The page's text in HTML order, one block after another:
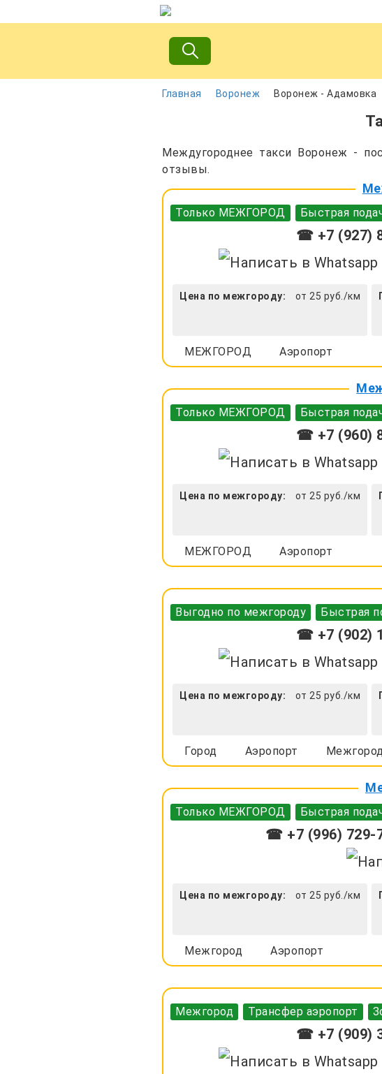
Главная Воронеж Воронеж - Адамовка
Междугороднее такси Воронеж -
отзывы.
Только МЕЖГОРОД Быстрая
☎ +7 (927)
Цена по межгороду: от 25 руб./км
МЕЖГОРОД Аэропорт
Только МЕЖГОРОД Быстрая
☎ +7 (960)
Цена по межгороду: от 25 руб./км
МЕЖГОРОД Аэропорт
Выгодно по межгороду Быстрая
☎ +7 (902)
Цена по межгороду: от 25 руб./км
Город Аэропорт Межгород
Только МЕЖГОРОД Быстрая
☎ +7 (996) 729-
Цена по межгороду: от 25 руб./км
Межгород Аэропорт
Межгород Трансфер аэропорт
☎ +7 (909)